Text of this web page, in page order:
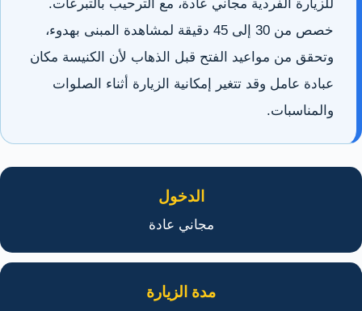
للزيارة الفردية مجاني عادة، مع الترحيب بالتبرعات.
خصص من 30 إلى 45 دقيقة لمشاهدة المبنى بهدوء،
وتحقق من مواعيد الفتح قبل الذهاب لأن الكنيسة مكان
عبادة عامل وقد تتغير إمكانية الزيارة أثناء الصلوات
والمناسبات.
الدخول
مجاني عادة
مدة الزيارة